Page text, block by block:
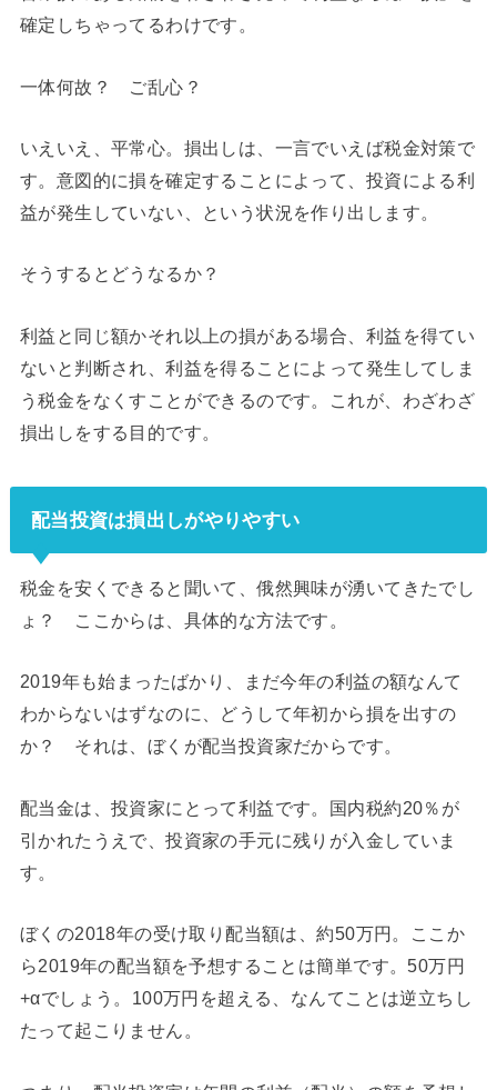
確定しちゃってるわけです。
一体何故？ ご乱心？
いえいえ、平常心。損出しは、一言でいえば税金対策で
す。意図的に損を確定することによって、投資による利
益が発生していない、という状況を作り出します。
そうするとどうなるか？
利益と同じ額かそれ以上の損がある場合、利益を得てい
ないと判断され、利益を得ることによって発生してしま
う税金をなくすことができるのです。これが、わざわざ
損出しをする目的です。
配当投資は損出しがやりやすい
税金を安くできると聞いて、俄然興味が湧いてきたでし
ょ？ ここからは、具体的な方法です。
2019年も始まったばかり、まだ今年の利益の額なんて
わからないはずなのに、どうして年初から損を出すの
か？ それは、ぼくが配当投資家だからです。
配当金は、投資家にとって利益です。国内税約20％が
引かれたうえで、投資家の手元に残りが入金していま
す。
ぼくの2018年の受け取り配当額は、約50万円。ここか
ら2019年の配当額を予想することは簡単です。50万円
+αでしょう。100万円を超える、なんてことは逆立ちし
たって起こりません。